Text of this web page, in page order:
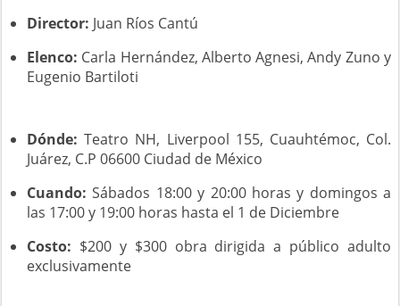
Director: Juan Ríos Cantú
Elenco: Carla Hernández, Alberto Agnesi, Andy Zuno y
Eugenio Bartiloti
Dónde:Teatro NH, Liverpool 155, Cuauhtémoc, Col.
Juárez, C.P 06600 Ciudad de México
Cuando: Sábados 18:00 y 20:00 horas y domingos a
las 17:00 y 19:00 horas hasta el 1 de Diciembre
Costo: $200 y $300 obra dirigida a público adulto
exclusivamente